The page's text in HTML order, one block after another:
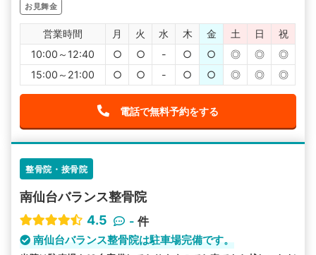
お見舞金
営業時間 月 火 水 木 金 土 日
祝
10:00～12:40
○ ○ - ○ ○ ◎ ◎
◎
15:00～21:00
○ ○ - ○ ○ ◎ ◎ ◎
電話で無料予約をする
整骨院・接骨院
南仙台バランス整骨院
4.5
- 件
南仙台バランス整骨院は駐車場完備です。